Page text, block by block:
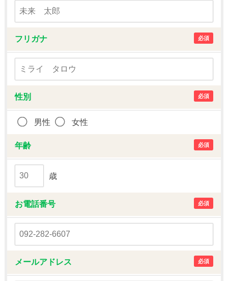
フリガナ 必須
性別 必須
男性 女性
年齢 必須
歳
お電話番号 必須
メールアドレス 必須